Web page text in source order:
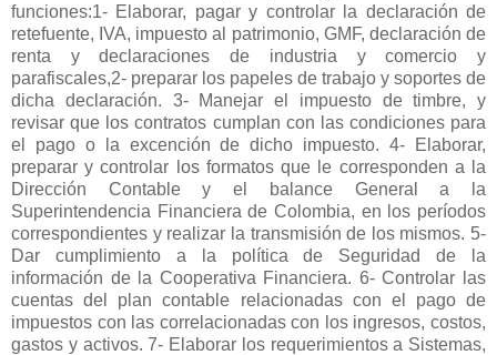
funciones:1- Elaborar, pagar y controlar la declaración de
retefuente, IVA, impuesto al patrimonio, GMF, declaración de
renta y declaraciones de industria y comercio y
parafiscales,2- preparar los papeles de trabajo y soportes de
dicha declaración. 3- Manejar el impuesto de timbre, y
revisar que los contratos cumplan con las condiciones para
el pago o la excención de dicho impuesto. 4- Elaborar,
preparar y controlar los formatos que le corresponden a la
Dirección Contable y el balance General a la
Superintendencia Financiera de Colombia, en los períodos
correspondientes y realizar la transmisión de los mismos. 5-
Dar cumplimiento a la política de Seguridad de la
información de la Cooperativa Financiera. 6- Controlar las
cuentas del plan contable relacionadas con el pago de
impuestos con las correlacionadas con los ingresos, costos,
gastos y activos. 7- Elaborar los requerimientos a Sistemas,